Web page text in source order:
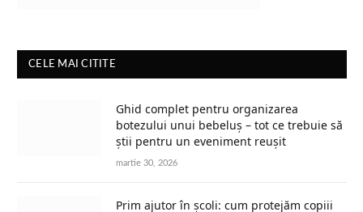
CELE MAI CITITE
Ghid complet pentru organizarea
botezului unui bebeluș – tot ce trebuie să
știi pentru un eveniment reușit
martie 30, 2026
Prim ajutor în școli: cum protejăm copiii